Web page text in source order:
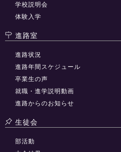
学校説明会
体験入学
進路室
進路状況
進路年間スケジュール
卒業生の声
就職・進学説明動画
進路からのお知らせ
生徒会
部活動